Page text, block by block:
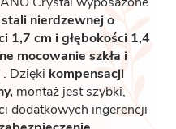
nierdzewnej o
1,7 cm i głębokości 1,4
mocowanie szkła i
. Dzięki kompensacji
montaż jest szybki,
dodatkowych ingerencji